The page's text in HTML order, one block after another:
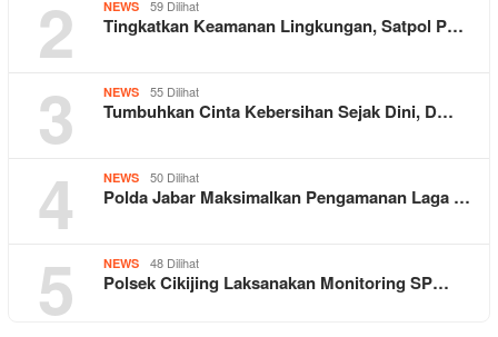
2 NEWS 59 Dilihat
Tingkatkan Keamanan Lingkungan, Satpol P…
3 NEWS 55 Dilihat
Tumbuhkan Cinta Kebersihan Sejak Dini, D…
4 NEWS 50 Dilihat
Polda Jabar Maksimalkan Pengamanan Laga …
5 NEWS 48 Dilihat
Polsek Cikijing Laksanakan Monitoring SP…